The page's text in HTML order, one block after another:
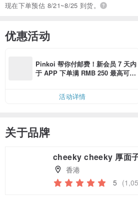
现在下单预估 8/21~8/25 到货。
优惠活动
Pinkoi 帮你付邮费！新会员 7 天内
于 APP 下单满 RMB 250 最高可折
活动详情
关于品牌
cheeky cheeky 厚面
香港
5